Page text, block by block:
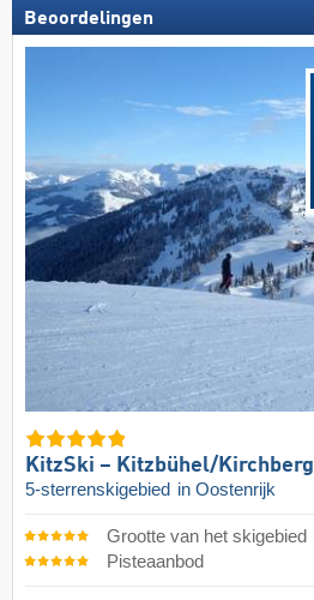
Beoordelingen
KitzSki – Kitzbühel/​Kirchberg
5-sterrenskigebied in Oostenrijk
Grootte van het skigebied
Pisteaanbod